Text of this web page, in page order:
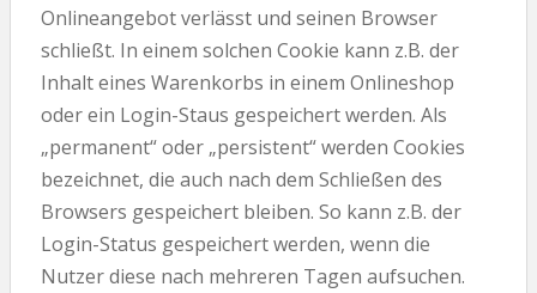
Onlineangebot verlässt und seinen Browser
schließt. In einem solchen Cookie kann z.B. der
Inhalt eines Warenkorbs in einem Onlineshop
oder ein Login-Staus gespeichert werden. Als
„permanent“ oder „persistent“ werden Cookies
bezeichnet, die auch nach dem Schließen des
Browsers gespeichert bleiben. So kann z.B. der
Login-Status gespeichert werden, wenn die
Nutzer diese nach mehreren Tagen aufsuchen.